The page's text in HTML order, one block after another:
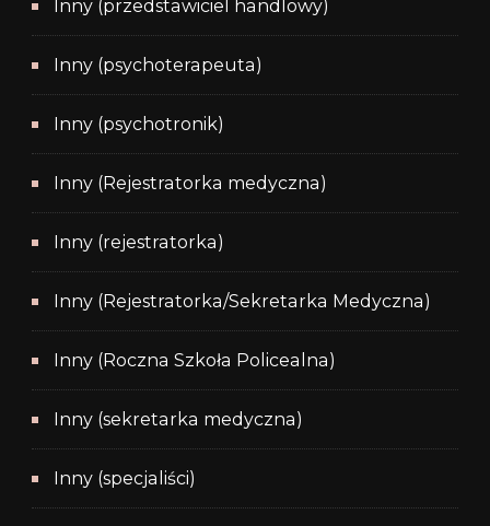
Inny (przedstawiciel handlowy)
Inny (psychoterapeuta)
Inny (psychotronik)
Inny (Rejestratorka medyczna)
Inny (rejestratorka)
Inny (Rejestratorka/Sekretarka Medyczna)
Inny (Roczna Szkoła Policealna)
Inny (sekretarka medyczna)
Inny (specjaliści)